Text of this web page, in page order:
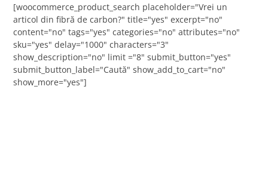
[woocommerce_product_search placeholder="Vrei un
articol din fibră de carbon?" title="yes" excerpt="no"
content="no" tags="yes" categories="no" attributes="no"
sku="yes" delay="1000" characters="3"
show_description="no" limit ="8" submit_button="yes"
submit_button_label="Caută" show_add_to_cart="no"
show_more="yes"]